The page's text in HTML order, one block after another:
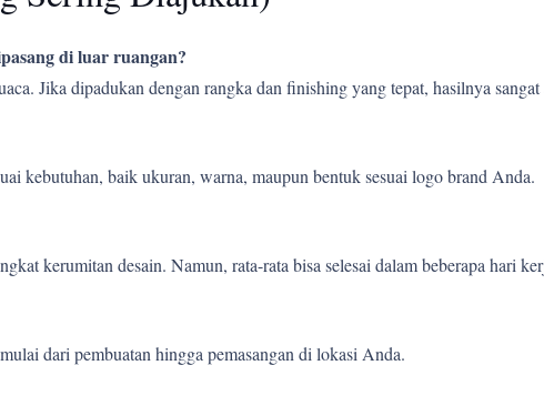
di luar ruangan?
Jika dipadukan dengan rangka dan finishing yang tepat, hasilnya
kebutuhan, baik ukuran, warna, maupun bentuk sesuai logo brand Anda.
kerumitan desain. Namun, rata-rata bisa selesai dalam beberapa hari
dari pembuatan hingga pemasangan di lokasi Anda.